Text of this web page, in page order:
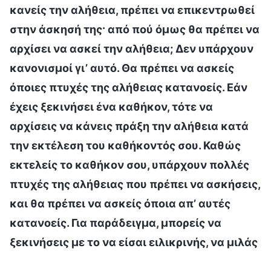
κανείς την αλήθεια, πρέπει να επικεντρωθεί
στην άσκησή της· από πού όμως θα πρέπει να
αρχίσει να ασκεί την αλήθεια; Δεν υπάρχουν
κανονισμοί γι’ αυτό. Θα πρέπει να ασκείς
όποιες πτυχές της αλήθειας κατανοείς. Εάν
έχεις ξεκινήσει ένα καθήκον, τότε να
αρχίσεις να κάνεις πράξη την αλήθεια κατά
την εκτέλεση του καθήκοντός σου. Καθώς
εκτελείς το καθήκον σου, υπάρχουν πολλές
πτυχές της αλήθειας που πρέπει να ασκήσεις,
και θα πρέπει να ασκείς όποια απ’ αυτές
κατανοείς. Για παράδειγμα, μπορείς να
ξεκινήσεις με το να είσαι ειλικρινής, να μιλάς